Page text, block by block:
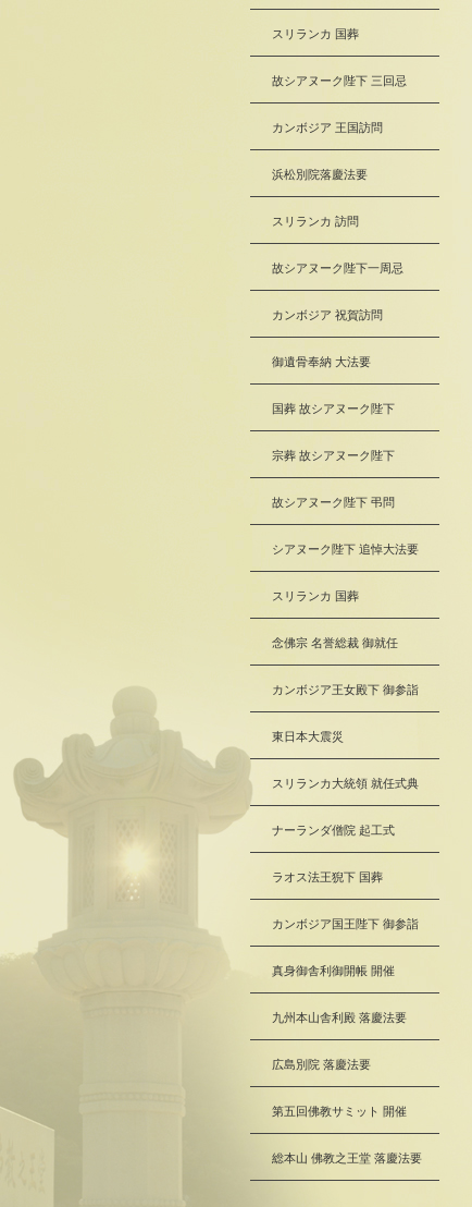
スリランカ 国葬
故シアヌーク陛下 三回忌
カンボジア 王国訪問
浜松別院落慶法要
スリランカ 訪問
故シアヌーク陛下一周忌
カンボジア 祝賀訪問
御遺骨奉納 大法要
国葬 故シアヌーク陛下
宗葬 故シアヌーク陛下
故シアヌーク陛下 弔問
シアヌーク陛下 追悼大法要
スリランカ 国葬
念佛宗 名誉総裁 御就任
カンボジア王女殿下 御参詣
東日本大震災
スリランカ大統領 就任式典
ナーランダ僧院 起工式
ラオス法王猊下 国葬
カンボジア国王陛下 御参詣
真身御舎利御開帳 開催
九州本山舎利殿 落慶法要
広島別院 落慶法要
第五回佛教サミット 開催
総本山 佛教之王堂 落慶法要